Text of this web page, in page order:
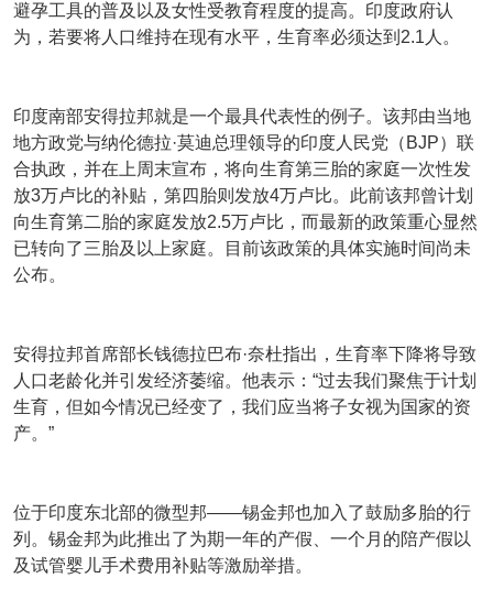
避孕工具的普及以及女性受教育程度的提高。印度政府认
为，若要将人口维持在现有水平，生育率必须达到2.1人。
印度南部安得拉邦就是一个最具代表性的例子。该邦由当地
地方政党与纳伦德拉·莫迪总理领导的印度人民党（BJP）联
合执政，并在上周末宣布，将向生育第三胎的家庭一次性发
放3万卢比的补贴，第四胎则发放4万卢比。此前该邦曾计划
向生育第二胎的家庭发放2.5万卢比，而最新的政策重心显然
已转向了三胎及以上家庭。目前该政策的具体实施时间尚未
公布。
安得拉邦首席部长钱德拉巴布·奈杜指出，生育率下降将导致
人口老龄化并引发经济萎缩。他表示：“过去我们聚焦于计划
生育，但如今情况已经变了，我们应当将子女视为国家的资
产。”
位于印度东北部的微型邦——锡金邦也加入了鼓励多胎的行
列。锡金邦为此推出了为期一年的产假、一个月的陪产假以
及试管婴儿手术费用补贴等激励举措。